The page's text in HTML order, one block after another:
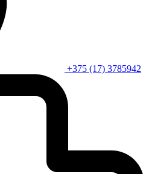
+375 (17) 3785942